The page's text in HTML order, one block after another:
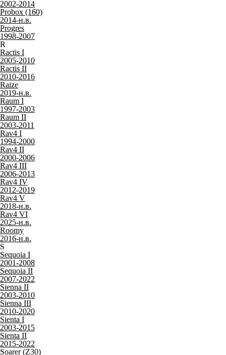
2002-2014
Probox (160)
2014-н.в.
Progres
1998-2007
R
Ractis I
2005-2010
Ractis II
2010-2016
Raize
2019-н.в.
Raum I
1997-2003
Raum II
2003-2011
Rav4 I
1994-2000
Rav4 II
2000-2006
Rav4 III
2006-2013
Rav4 IV
2012-2019
Rav4 V
2018-н.в.
Rav4 VI
2025-н.в.
Roomy
2016-н.в.
S
Sequoia I
2001-2008
Sequoia II
2007-2022
Sienna II
2003-2010
Sienna III
2010-2020
Sienta I
2003-2015
Sienta II
2015-2022
Soarer (Z30)